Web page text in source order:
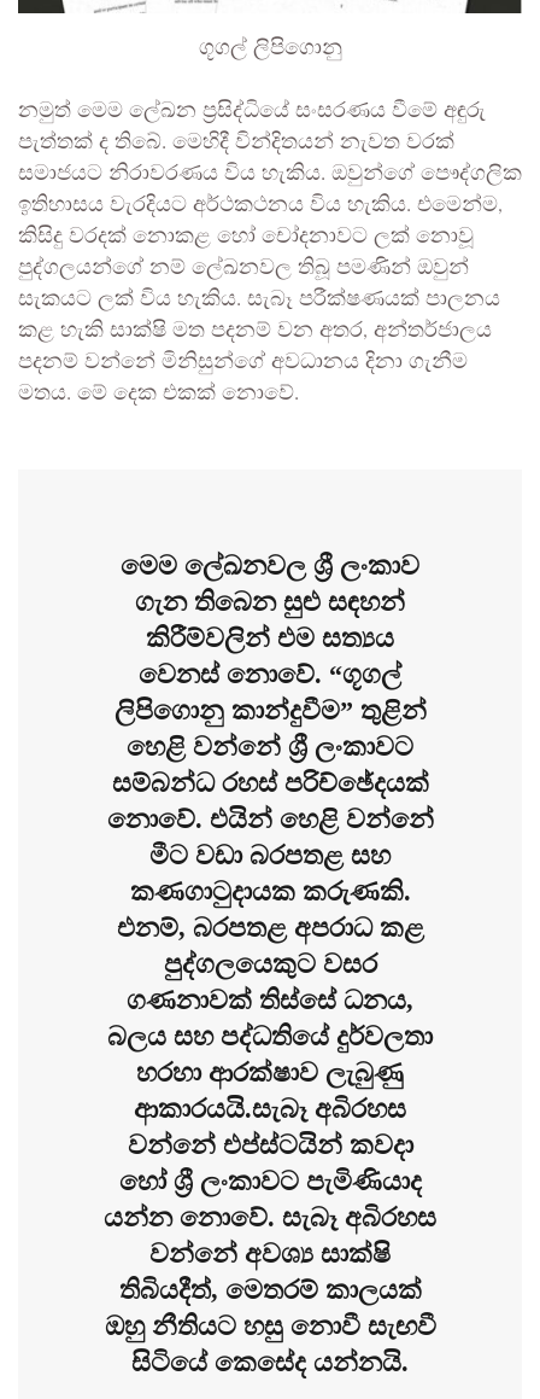
ගූගල් ලිපිගොනු
නමුත් මෙම ලේඛන ප්‍රසිද්ධියේ සංසරණය වීමේ අඳුරු
පැත්තක් ද තිබේ. මෙහිදී වින්දිතයන් නැවත වරක්
සමාජයට නිරාවරණය විය හැකිය. ඔවුන්ගේ පෞද්ගලික
ඉතිහාසය වැරදියට අර්ථකථනය විය හැකිය. එමෙන්ම,
කිසිදු වරදක් නොකළ හෝ චෝදනාවට ලක් නොවූ
පුද්ගලයන්ගේ නම් ලේඛනවල තිබූ පමණින් ඔවුන්
සැකයට ලක් විය හැකිය. සැබෑ පරීක්ෂණයක් පාලනය
කළ හැකි සාක්ෂි මත පදනම් වන අතර, අන්තර්ජාලය
පදනම් වන්නේ මිනිසුන්ගේ අවධානය දිනා ගැනීම
මතය. මේ දෙක එකක් නොවේ.
මෙම ලේඛනවල ශ්‍රී ලංකාව
ගැන තිබෙන සුළු සඳහන්
කිරීම්වලින් එම සත්‍යය
වෙනස් නොවේ. “ගූගල්
ලිපිගොනු කාන්දුවීම” තුළින්
හෙළි වන්නේ ශ්‍රී ලංකාවට
සම්බන්ධ රහස් පරිච්ඡේදයක්
නොවේ. එයින් හෙළි වන්නේ
මීට වඩා බරපතළ සහ
කණගාටුදායක කරුණකි.
එනම්, බරපතළ අපරාධ කළ
පුද්ගලයෙකුට වසර
ගණනාවක් තිස්සේ ධනය,
බලය සහ පද්ධතියේ දුර්වලතා
හරහා ආරක්ෂාව ලැබුණු
ආකාරයයි.සැබෑ අබිරහස
වන්නේ එප්ස්ටයින් කවදා
හෝ ශ්‍රී ලංකාවට පැමිණියාද
යන්න නොවේ. සැබෑ අබිරහස
වන්නේ අවශ්‍ය සාක්ෂි
තිබියදීත්, මෙතරම් කාලයක්
ඔහු නීතියට හසු නොවී සැඟවී
සිටියේ කෙසේද යන්නයි.